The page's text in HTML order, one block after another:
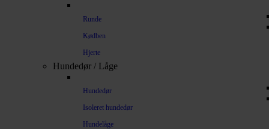
Runde
Kødben
Hjerte
Hundedør / Låge
Hundedør
Isoleret hundedør
Hundelåge